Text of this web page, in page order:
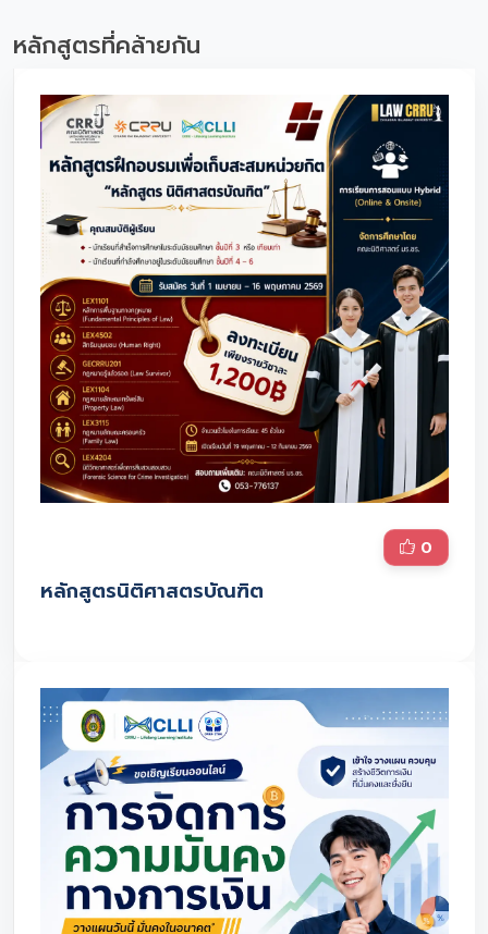
หลักสูตรที่คล้ายกัน
0
หลักสูตรนิติศาสตรบัณฑิต